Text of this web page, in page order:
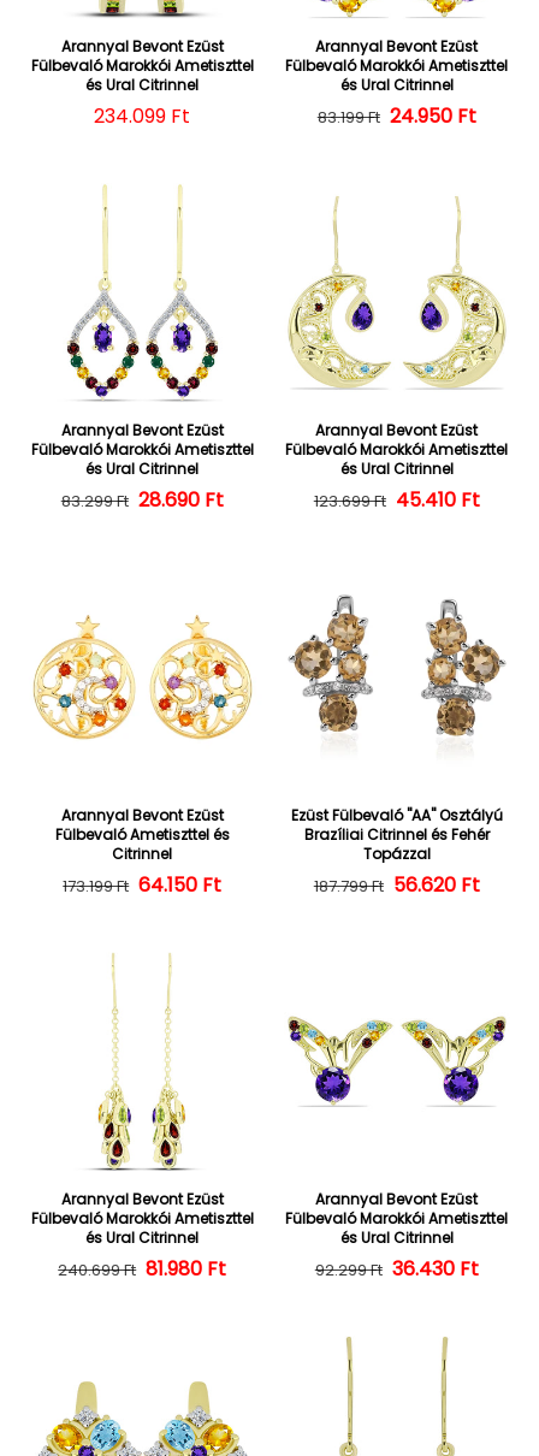
Arannyal Bevont Ezüst
Fülbevaló Marokkói Ametiszttel
és Ural Citrinnel
Normál ár
234.099 Ft
Arannyal Bevont Ezüst
Fülbevaló Marokkói Ametiszttel
és Ural Citrinnel
Normál ár
83.199 Ft 24.950 Ft
Arannyal Bevont Ezüst
Fülbevaló Marokkói Ametiszttel
és Ural Citrinnel
Normál ár
83.299 Ft Kedvezményes ár
28.690 Ft
Arannyal Bevont Ezüst
Fülbevaló Marokkói Ametiszttel
és Ural Citrinnel
Normál ár
123.699 Ft 45.410 Ft
Arannyal Bevont Ezüst
Fülbevaló Ametiszttel és
Citrinnel
Normál ár
173.199 Ft Kedvezményes ár
64.150 Ft
Ezüst Fülbevaló "AA" Osztályú
Brazíliai Citrinnel és Fehér
Topázzal
Normál ár
187.799 Ft 56.620 Ft
Arannyal Bevont Ezüst
Fülbevaló Marokkói Ametiszttel
és Ural Citrinnel
Normál ár
240.699 Ft Kedvezményes ár
81.980 Ft
Arannyal Bevont Ezüst
Fülbevaló Marokkói Ametiszttel
és Ural Citrinnel
Normál ár
92.299 Ft 36.430 Ft